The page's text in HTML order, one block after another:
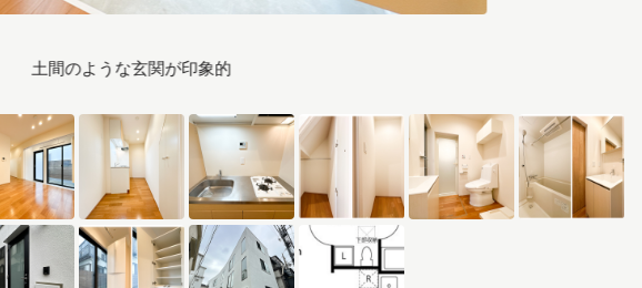
土間のような玄関が印象的